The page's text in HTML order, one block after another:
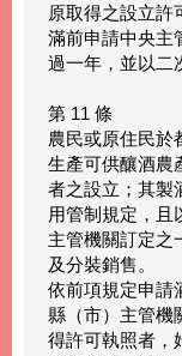
原取得之設立許
滿前申請中央主
過一年，並以二
第 11 條
農民或原住民於
生產可供釀酒農
者之設立；其製
用管制規定，且
主管機關訂定之
及分裝銷售。
依前項規定申請
縣（市）主管機
得許可執照者，